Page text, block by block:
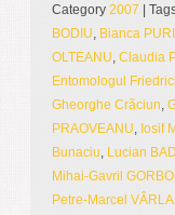
Category 2007 |
BODIU, Bianca
OLTEANU, Claudia
Entomologul
Gheorghe Crãciun,
PRAOVEANU, Iosif
Bunaciu, Lucian
Mihai-Gavril
Petre-Marcel